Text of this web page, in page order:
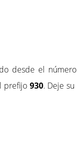
desde el número
prefijo 930. Deje su